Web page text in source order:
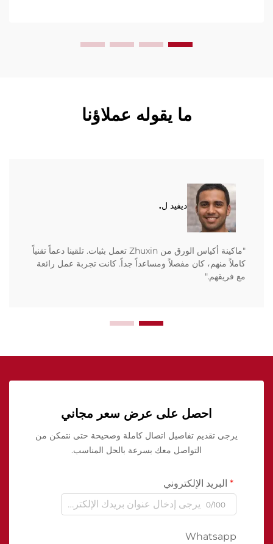
ما يقوله عملاؤنا
ديفيد ل.
"ماكينة أكياس الورق من Zhuxin تعمل بثبات. تلقينا دعماً تقنياً
كاملاً منهم، كان مفصلاً ومساعداً جداً. كانت تجربة عمل رائعة
مع فريقهم."
احصل على عرض سعر مجاني
يرجى تقديم تفاصيل اتصال كاملة وصحيحة حتى نتمكن من
التواصل معك بسرعة بالحل المناسب.
البريد الإلكتروني
0/100
Whatsapp